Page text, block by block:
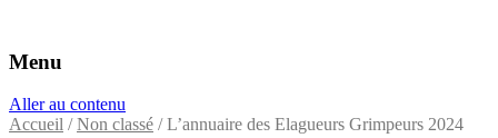
VAC Editions
Éditeurs d'annuaires professionnels
Menu
Aller au contenu
Accueil /Non classé / L’annuaire des Elagueurs Grimpeurs 2024